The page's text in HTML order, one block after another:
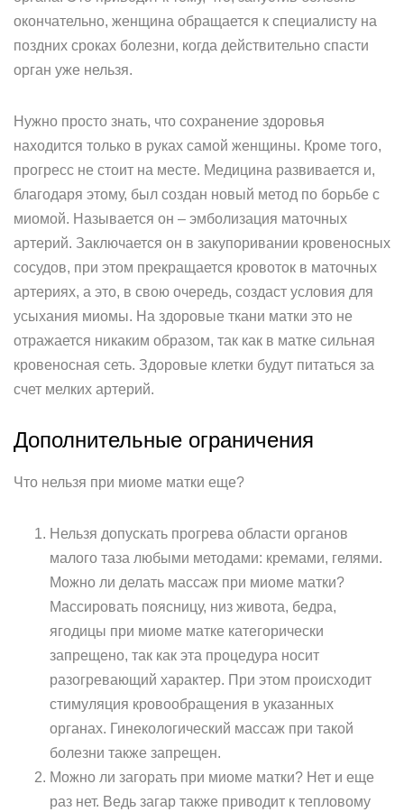
окончательно, женщина обращается к специалисту на
поздних сроках болезни, когда действительно спасти
орган уже нельзя.
Нужно просто знать, что сохранение здоровья
находится только в руках самой женщины. Кроме того,
прогресс не стоит на месте. Медицина развивается и,
благодаря этому, был создан новый метод по борьбе с
миомой. Называется он – эмболизация маточных
артерий. Заключается он в закупоривании кровеносных
сосудов, при этом прекращается кровоток в маточных
артериях, а это, в свою очередь, создаст условия для
усыхания миомы. На здоровые ткани матки это не
отражается никаким образом, так как в матке сильная
кровеносная сеть. Здоровые клетки будут питаться за
счет мелких артерий.
Дополнительные ограничения
Что нельзя при миоме матки еще?
Нельзя допускать прогрева области органов
малого таза любыми методами: кремами, гелями.
Можно ли делать массаж при миоме матки?
Массировать поясницу, низ живота, бедра,
ягодицы при миоме матке категорически
запрещено, так как эта процедура носит
разогревающий характер. При этом происходит
стимуляция кровообращения в указанных
органах. Гинекологический массаж при такой
болезни также запрещен.
Можно ли загорать при миоме матки? Нет и еще
раз нет. Ведь загар также приводит к тепловому